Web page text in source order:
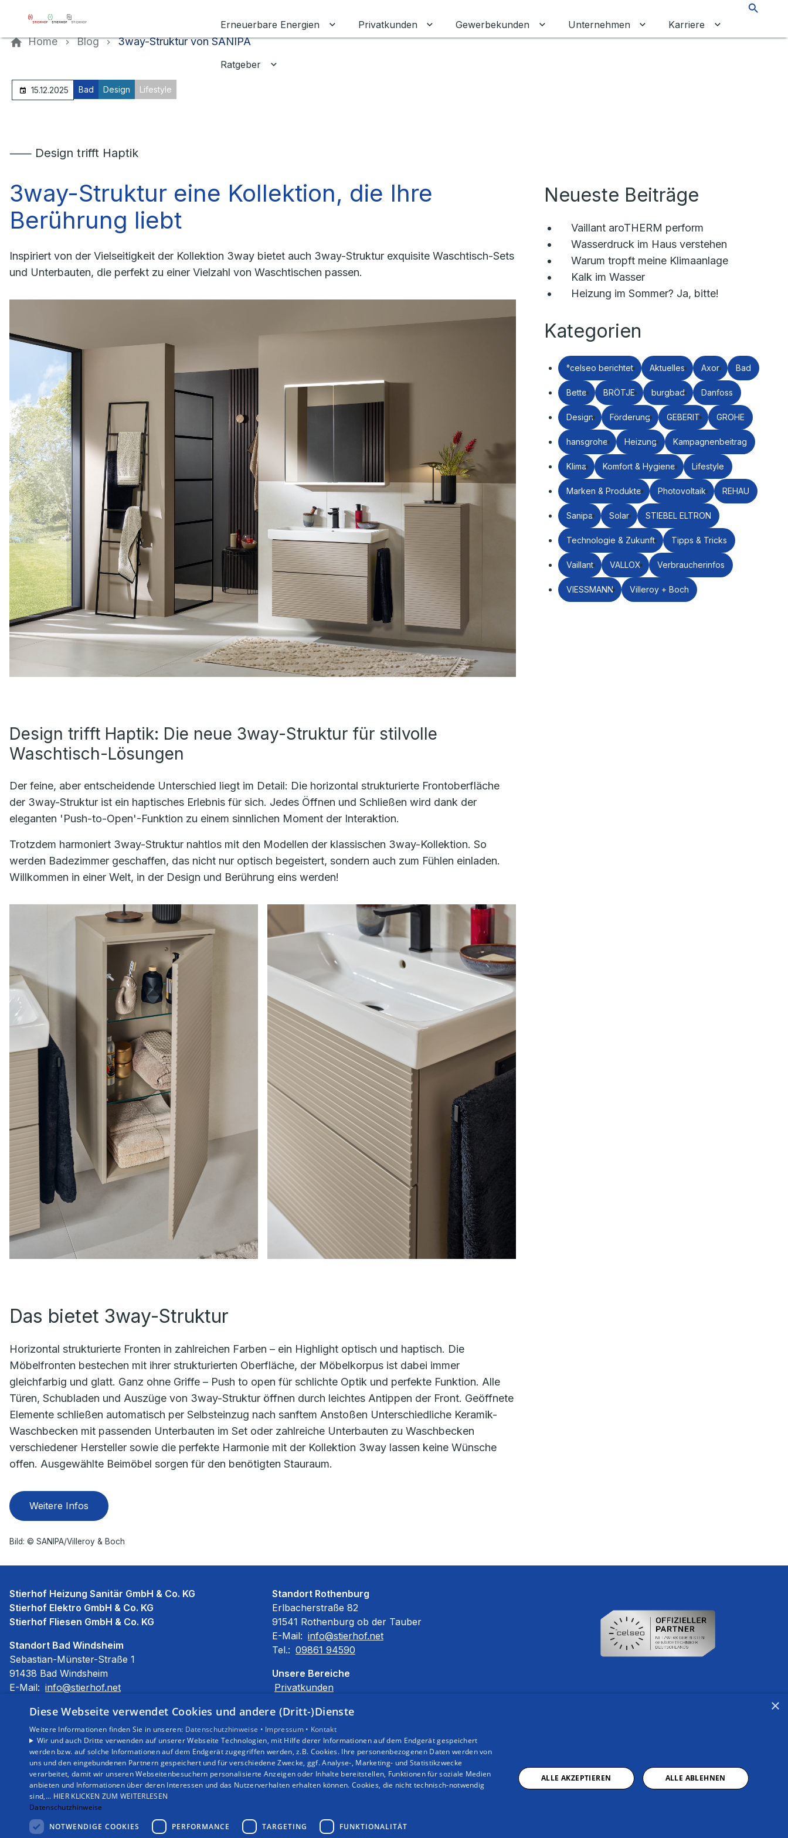
Erneuerbare Energien
Untermenü für Erneuerbare Energien umschalten
Privatkunden Untermenü für Privatkunden umschalten
Gewerbekunden Untermenü für Gewerbekunden umschalten
Unternehmen Untermenü für Unternehmen
Karriere Untermenü für
Ratgeber Untermenü für Ratgeber umschalten
Home Blog 3way-Struktur von SANIPA
15.12.2025 Bad Design Lifestyle
⸺ Design trifft Haptik
3way-Struktur eine Kollektion, die Ihre
Berührung liebt
Inspiriert von der Vielseitigkeit der Kollektion 3way bietet auch 3way-Struktur exquisite Waschtisch-Sets
und Unterbauten, die perfekt zu einer Vielzahl von Waschtischen passen.
Design trifft Haptik: Die neue 3way-Struktur für stilvolle
Waschtisch-Lösungen
Der feine, aber entscheidende Unterschied liegt im Detail: Die horizontal strukturierte Frontoberfläche
der 3way-Struktur ist ein haptisches Erlebnis für sich. Jedes Öffnen und Schließen wird dank der
eleganten 'Push-to-Open'-Funktion zu einem sinnlichen Moment der Interaktion.
Trotzdem harmoniert 3way-Struktur nahtlos mit den Modellen der klassischen 3way-Kollektion. So
werden Badezimmer geschaffen, das nicht nur optisch begeistert, sondern auch zum Fühlen einladen.
Willkommen in einer Welt, in der Design und Berührung eins werden!
Das bietet 3way-Struktur
Horizontal strukturierte Fronten in zahlreichen Farben – ein Highlight optisch und haptisch. Die
Möbelfronten bestechen mit ihrer strukturierten Oberfläche, der Möbelkorpus ist dabei immer
gleichfarbig und glatt. Ganz ohne Griffe – Push to open für schlichte Optik und perfekte Funktion. Alle
Türen, Schubladen und Auszüge von 3way-Struktur öffnen durch leichtes Antippen der Front. Geöffnete
Elemente schließen automatisch per Selbsteinzug nach sanftem Anstoßen Unterschiedliche Keramik-
Waschbecken mit passenden Unterbauten im Set oder zahlreiche Unterbauten zu Waschbecken
verschiedener Hersteller sowie die perfekte Harmonie mit der Kollektion 3way lassen keine Wünsche
offen. Ausgewählte Beimöbel sorgen für den benötigten Stauraum.
Weitere Infos
Bild: © SANIPA/Villeroy & Boch
Neueste Beiträge
Vaillant aroTHERM perform
Wasserdruck im Haus verstehen
Warum tropft meine Klimaanlage
Kalk im Wasser
Heizung im Sommer? Ja, bitte!
Kategorien
°celseo berichtet Aktuelles Axor Bad
Bette BRÖTJE burgbad Danfoss
Design Förderung GEBERIT GROHE
hansgrohe Heizung Kampagnenbeitrag
Klima Komfort & Hygiene Lifestyle
Marken & Produkte Photovoltaik REHAU
Sanipa Solar STIEBEL ELTRON
Technologie & Zukunft Tipps & Tricks
Vaillant VALLOX Verbraucherinfos
VIESSMANN Villeroy + Boch
Stierhof Heizung Sanitär GmbH & Co. KG
Stierhof Elektro GmbH & Co. KG
Stierhof Fliesen GmbH & Co. KG
Standort Bad Windsheim
Sebastian-Münster-Straße 1
91438 Bad Windsheim
E-Mail: info@stierhof.net
Impressum
Barrierefreiheitserklärung
Datenschutzerklärung
AGB
Standort Rothenburg
Erlbacherstraße 82
91541 Rothenburg ob der Tauber
E-Mail: info@stierhof.net
Tel.: 09861 94590
Unsere Bereiche
Privatkunden
Karriere
Unternehmen
Kontakt
×
Diese Webseite verwendet Cookies und andere (Dritt-)Dienste
Weitere Informationen finden Sie in unseren: Datenschutzhinweise • Impressum • Kontakt
Wir und auch Dritte verwenden auf unserer Webseite Technologien, mit Hilfe derer Informationen auf dem Endgerät gespeichert
werden bzw. auf solche Informationen auf dem Endgerät zugegriffen werden, z.B. Cookies. Ihre personenbezogenen Daten werden von
uns und den eingebundenen Partnern gespeichert und für verschiedene Zwecke, ggf. Analyse-, Marketing- und Statistikzwecke
verarbeitet, damit wir unseren Webseitenbesuchern personalisierte Anzeigen oder Inhalte bereitstellen, Funktionen für soziale Medien
anbieten und Informationen über deren Interessen und das Nutzerverhalten erhalten können. Cookies, die nicht technisch-notwendig
sind,... HIER KLICKEN ZUM WEITERLESEN
Datenschutzhinweise
NOTWENDIGE COOKIES
PERFORMANCE TARGETING FUNKTIONALITÄT
ALLE AKZEPTIEREN ALLE ABLEHNEN